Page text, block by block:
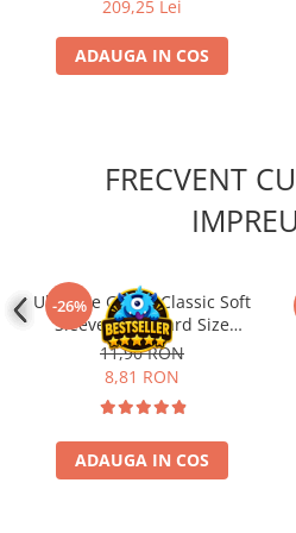
209,25 Lei
ADAUGA IN COS
FRECVENT
-26%
Ultimate Guard Classic Soft
Sleeves Standard Size
Transparent (100)
11,90 RON
8,81 RON
ADAUGA IN COS